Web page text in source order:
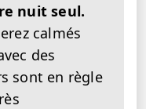
nuit seul.
calmés
des
sont en règle